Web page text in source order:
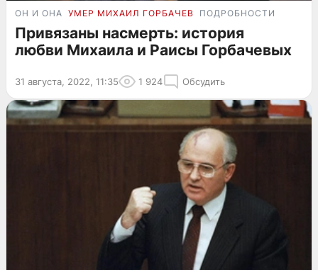
ОН И ОНА УМЕР МИХАИЛ ГОРБАЧЕВ ПОДРОБНОСТИ
Привязаны насмерть: история
любви Михаила и Раисы Горбачевых
31 августа, 2022, 11:35 1 924 Обсудить